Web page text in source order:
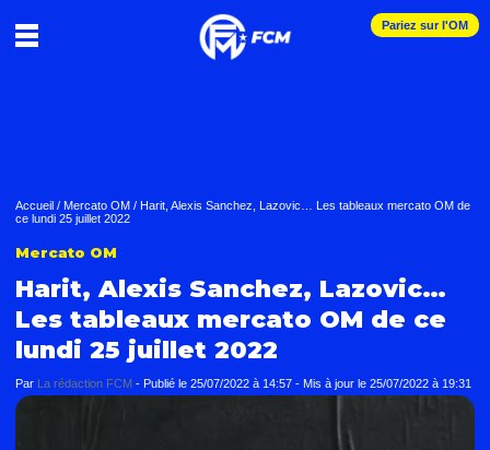
Pariez sur l'OM
Accueil / Mercato OM / Harit, Alexis Sanchez, Lazovic… Les tableaux mercato OM de
ce lundi 25 juillet 2022
Mercato OM
Harit, Alexis Sanchez, Lazovic…
Les tableaux mercato OM de ce
lundi 25 juillet 2022
Par La rédaction FCM - Publié le 25/07/2022 à 14:57 - Mis à jour le 25/07/2022 à 19:31